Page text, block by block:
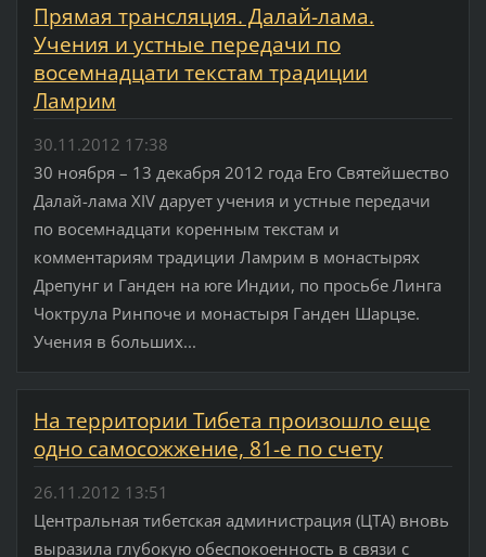
Прямая трансляция. Далай-лама.
Учения и устные передачи по
восемнадцати текстам традиции
Ламрим
30.11.2012 17:38
30 ноября – 13 декабря 2012 года Его Святейшество
Далай-лама XIV дарует учения и устные передачи
по восемнадцати коренным текстам и
комментариям традиции Ламрим в монастырях
Дрепунг и Ганден на юге Индии, по просьбе Линга
Чоктрула Ринпоче и монастыря Ганден Шарцзе.
Учения в больших...
На территории Тибета произошло еще
одно самосожжение, 81-е по счету
26.11.2012 13:51
Центральная тибетская администрация (ЦТА) вновь
выразила глубокую обеспокоенность в связи с